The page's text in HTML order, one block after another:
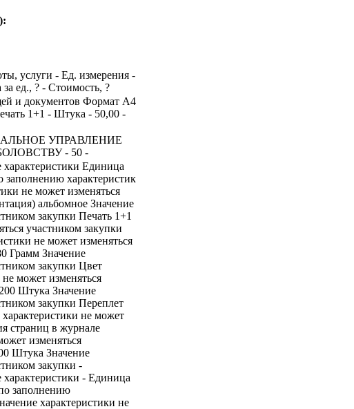
услуги - Ед. измерения -
ед., ? - Стоимость, ?
и документов Формат А4
1+1 - Штука - 50,00 -
УПРАВЛЕНИЕ
- 50 -
Единица
заполнению характеристик
не может изменяться
альбомное Значение
закупки Печать 1+1
участником закупки
не может изменяться
Грамм Значение
закупки Цвет
может изменяться
Штука Значение
закупки Переплет
не может
страниц в журнале
изменяться
Штука Значение
закупки -
- Единица
заполнению
характеристики не